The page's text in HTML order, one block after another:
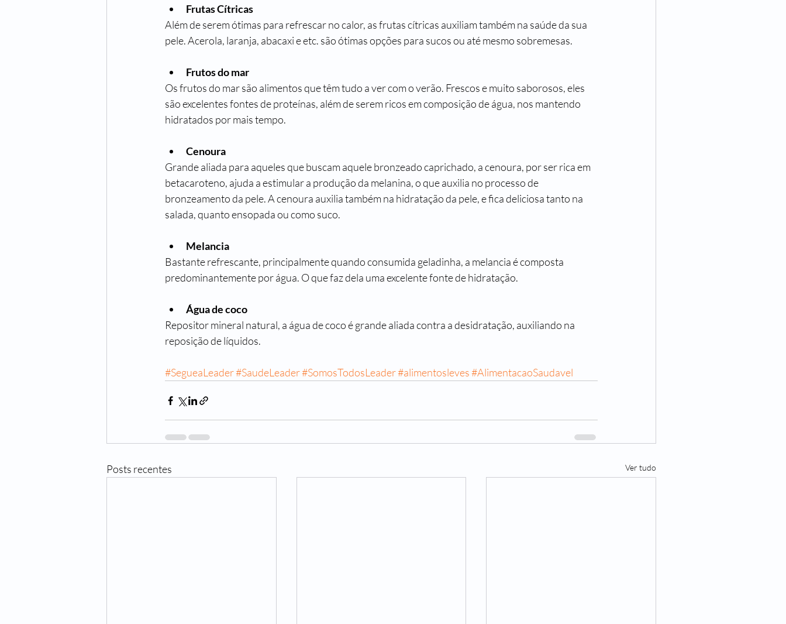
Frutas Cítricas
Além de serem ótimas para refrescar no calor, as frutas cítricas auxiliam também na saúde da sua
pele. Acerola, laranja, abacaxi e etc. são ótimas opções para sucos ou até mesmo sobremesas.
Frutos do mar
Os frutos do mar são alimentos que têm tudo a ver com o verão. Frescos e muito saborosos, eles
são excelentes fontes de proteínas, além de serem ricos em composição de água, nos mantendo
hidratados por mais tempo.
Cenoura
Grande aliada para aqueles que buscam aquele bronzeado caprichado, a cenoura, por ser rica em
betacaroteno, ajuda a estimular a produção da melanina, o que auxilia no processo de
bronzeamento da pele. A cenoura auxilia também na hidratação da pele, e fica deliciosa tanto na
salada, quanto ensopada ou como suco.
Melancia
Bastante refrescante, principalmente quando consumida geladinha, a melancia é composta
predominantemente por água. O que faz dela uma excelente fonte de hidratação.
Água de coco
Repositor mineral natural, a água de coco é grande aliada contra a desidratação, auxiliando na
reposição de líquidos.
#SegueaLeader#SaudeLeader#SomosTodosLeader#alimentosleves#AlimentacaoSaudavel
Posts recentes Ver tudo